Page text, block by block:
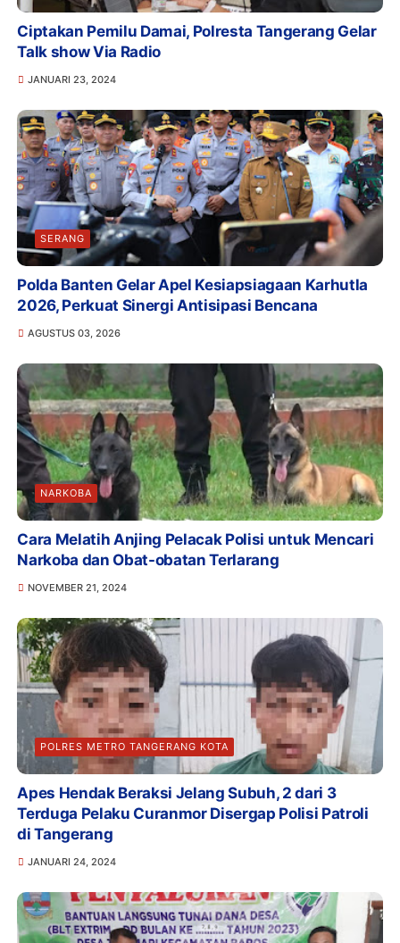
Ciptakan Pemilu Damai, Polresta Tangerang Gelar
Talk show Via Radio
JANUARI 23, 2024
SERANG
Polda Banten Gelar Apel Kesiapsiagaan Karhutla
2026, Perkuat Sinergi Antisipasi Bencana
AGUSTUS 03, 2026
NARKOBA
Cara Melatih Anjing Pelacak Polisi untuk Mencari
Narkoba dan Obat-obatan Terlarang
NOVEMBER 21, 2024
POLRES METRO TANGERANG KOTA
Apes Hendak Beraksi Jelang Subuh, 2 dari 3
Terduga Pelaku Curanmor Disergap Polisi Patroli
di Tangerang
JANUARI 24, 2024